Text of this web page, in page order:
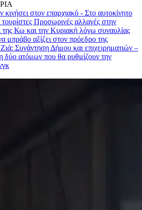
κινήσει στον επαρχιακό - Στο αυτοκίνητο
Προσωρινές αλλαγές στην
της Κω και την Κυριακή λόγω συναυλίας
μπράβο αξίζει στον πρόεδρο της
Ζιά: Συνάντηση Δήμου και επιχειρηματιών –
ατόμων που θα ρυθμίζουν την